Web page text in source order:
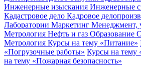
Инженерные изыскания Инженерные
Кадастровое дело Кадровое
Лаборатории Маркетинг Менеджмент,
Метрология Нефть и газ Образование
Метрология Курсы на тему «Питание»
«Погрузочные работы» Курсы на тему
на тему «Пожарная безопасность»